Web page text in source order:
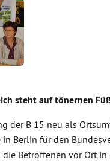
steht auf tönernen
der B 15 neu als
Berlin für den
die Betroffenen vor Ort in